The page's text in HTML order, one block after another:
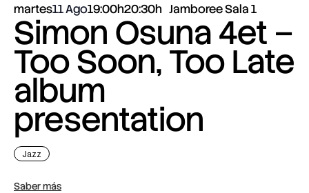
martes11 Ago19:00h20:30h Jamboree Sala 1
Simon Osuna 4et –
Too Soon, Too Late
album
presentation
Jazz
Saber más